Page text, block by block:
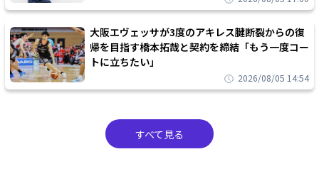
大阪エヴェッサが3度のアキレス腱断裂からの復
帰を目指す橋本拓哉と契約を締結「もう一度コー
トに立ちたい」
2026/08/05 14:54
すべて見る